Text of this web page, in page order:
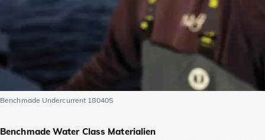
Benchmade Undercurrent 18040S
Benchmade Water Class Materialien